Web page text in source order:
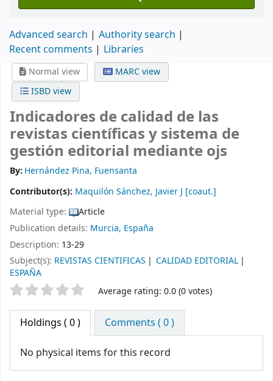
Advanced search
Authority search
Recent comments
Libraries
Normal view
MARC view
ISBD view
Indicadores de calidad de las
revistas científicas y sistema de
gestión editorial mediante ojs
By: Hernández Pina, Fuensanta
Contributor(s): Maquilón Sánchez, Javier J [coaut.]
Material type:
Article
Publication details: Murcia, España
Description: 13-29
Subject(s): REVISTAS CIENTIFICAS
CALIDAD EDITORIAL
ESPAÑA
Star ratings Average rating: 0.0 (0 votes)
Holdings ( 0 ) Comments ( 0 )
No physical items for this record